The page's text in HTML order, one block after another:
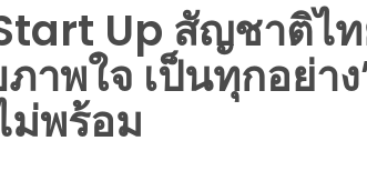
Start Up สัญชาติไ
าพใจ เป็นทุกอย่า
ม่พร้อม